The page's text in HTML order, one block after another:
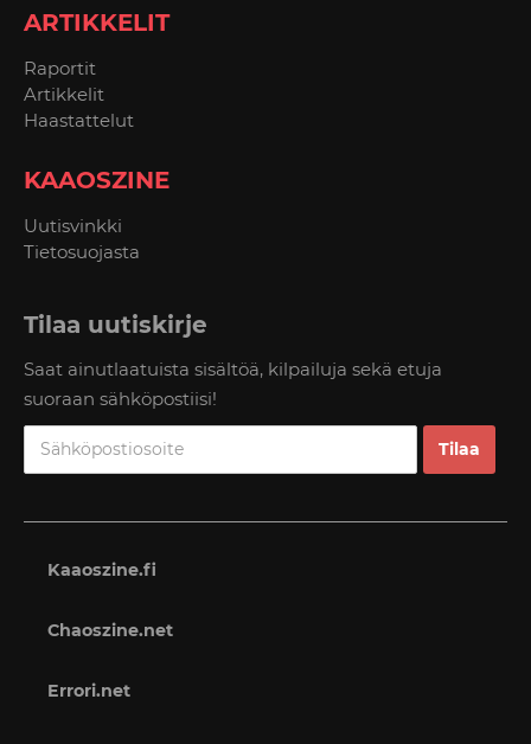
ARTIKKELIT
Raportit
Artikkelit
Haastattelut
KAAOSZINE
Uutisvinkki
Tietosuojasta
Tilaa uutiskirje
Saat ainutlaatuista sisältöä, kilpailuja sekä etuja
suoraan sähköpostiisi!
Kaaoszine.fi
Chaoszine.net
Errori.net